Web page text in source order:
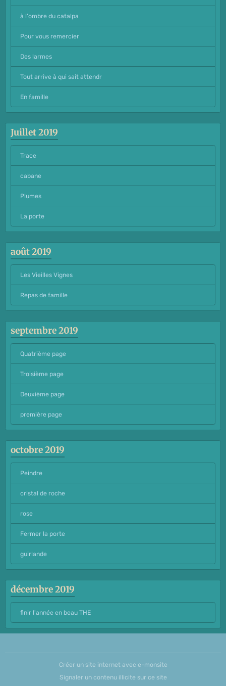
à l'ombre du catalpa
Pour vous remercier
Des larmes
Tout arrive à qui sait attendr
En famille
Juillet 2019
Trace
cabane
Plumes
La porte
août 2019
Les Vieilles Vignes
Repas de famille
septembre 2019
Quatrième page
Troisième page
Deuxième page
première page
octobre 2019
Peindre
cristal de roche
rose
Fermer la porte
guirlande
décembre 2019
finir l'année en beau THE
Créer un site internet avec e-monsite
Signaler un contenu illicite sur ce site